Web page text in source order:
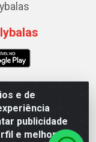
e de
publicidade
e melhorar a
173 Galpão B -
075 - CNPJ